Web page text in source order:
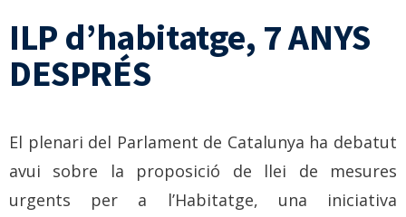
ILP d’habitatge, 7 ANYS
DESPRÉS
El plenari del Parlament de Catalunya ha debatut
avui sobre la proposició de llei de mesures
urgents per a l’Habitatge, una iniciativa